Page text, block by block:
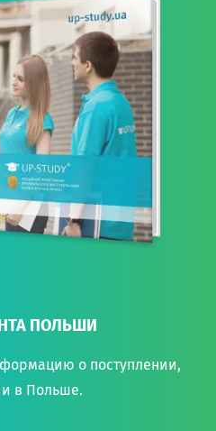
ПОЛЬШИ
о поступлении,
в Польше.